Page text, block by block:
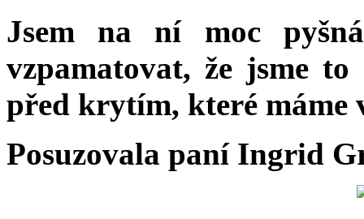
Jsem na ní moc
vzpamatovat, že jsme
před krytím, které máme
Posuzovala paní Ingrid